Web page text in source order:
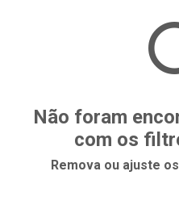
Não foram
com os
Remova ou ajuste